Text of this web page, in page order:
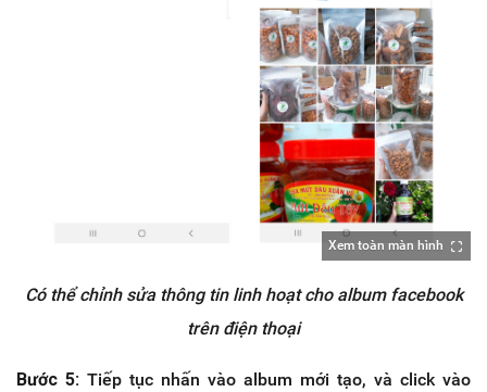
Xem toàn màn hình
Có thể chỉnh sửa thông tin linh hoạt cho album facebook
trên điện thoại
Bước 5: Tiếp tục nhấn vào album mới tạo, và click vào